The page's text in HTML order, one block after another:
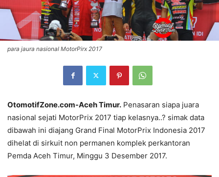
para jaura nasional MotorPirx 2017
OtomotifZone.com-Aceh Timur. Penasaran siapa juara
nasional sejati MotorPrix 2017 tiap kelasnya..? simak data
dibawah ini diajang Grand Final MotorPrix Indonesia 2017
dihelat di sirkuit non permanen komplek perkantoran
Pemda Aceh Timur, Minggu 3 Desember 2017.